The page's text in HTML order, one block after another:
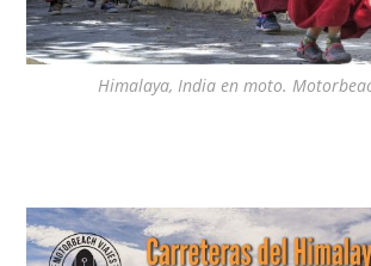
Himalaya, India en moto.